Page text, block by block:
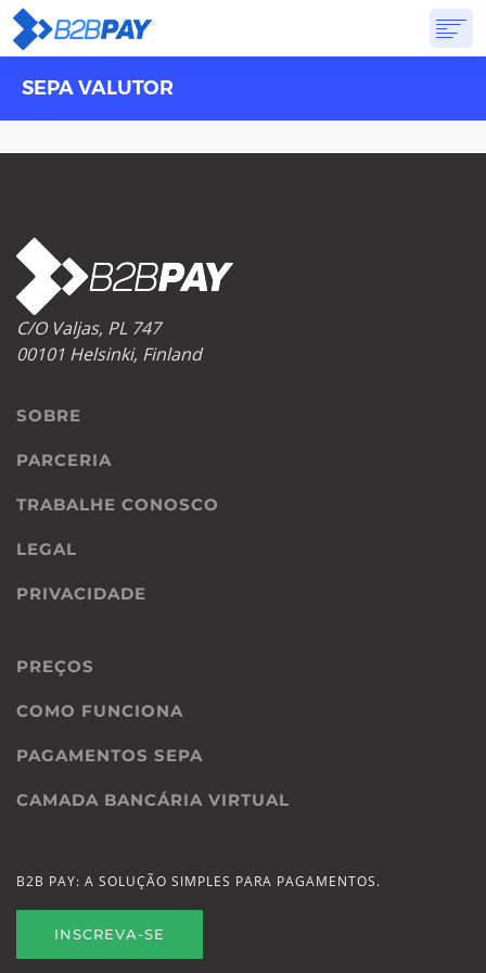
SOBRESOLUÇÕES BANCO VIRTUAL
SEPA VALUTOR
C/O Valjas, PL 747
00101 Helsinki, Finland
SOBRE
PARCERIA
TRABALHE CONOSCO
LEGAL
PRIVACIDADE
PREÇOS
COMO FUNCIONA
PAGAMENTOS SEPA
CAMADA BANCÁRIA VIRTUAL
B2B PAY: A SOLUÇÃO SIMPLES PARA PAGAMENTOS.
INSCREVA-SE